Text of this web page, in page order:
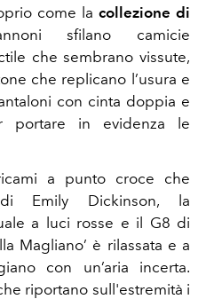
come la collezione di
sfilano camicie
che sembrano vissute,
che replicano l’usura e
con cinta doppia e
portare in evidenza le
a punto croce che
Emily Dickinson, la
a luci rosse e il G8 di
Magliano’ è rilassata e a
con un’aria incerta.
riportano sull'estremità i